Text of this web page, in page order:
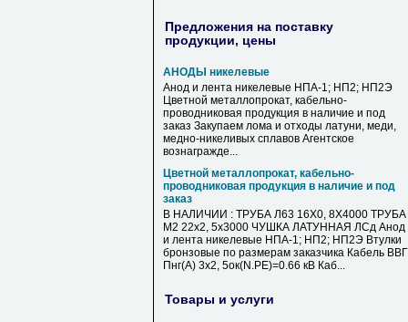
Предложения на поставку
продукции, цены
АНОДЫ никелевые
Анод и лента никелевые НПА-1; НП2; НП2Э
Цветной металлопрокат, кабельно-
проводниковая продукция в наличие и под
заказ Закупаем лома и отходы латуни, меди,
медно-никеливых сплавов Агентское
вознагражде...
Цветной металлопрокат, кабельно-
проводниковая продукция в наличие и под
заказ
В НАЛИЧИИ : ТРУБА Л63 16Х0, 8Х4000 ТРУБА
М2 22х2, 5х3000 ЧУШКА ЛАТУННАЯ ЛСд Анод
и лента никелевые НПА-1; НП2; НП2Э Втулки
бронзовые по размерам заказчика Кабель
Пнг(А) 3х2, 5ок(N.PE)=0.66 кВ Каб...
Товары и услуги